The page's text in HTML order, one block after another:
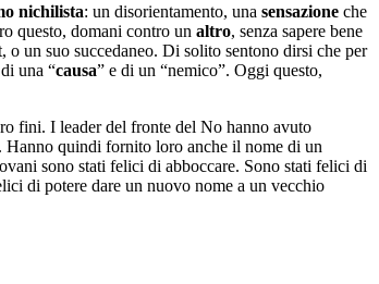
nichilista: un disorientamento, una sensazione che
questo, domani contro un altro, senza sapere bene
o un suo succedaneo. Di solito sentono dirsi che per
una “causa” e di un “nemico”. Oggi questo,
fini. I leader del fronte del No hanno avuto
Hanno quindi fornito loro anche il nome di un
sono stati felici di abboccare. Sono stati felici di
di potere dare un nuovo nome a un vecchio